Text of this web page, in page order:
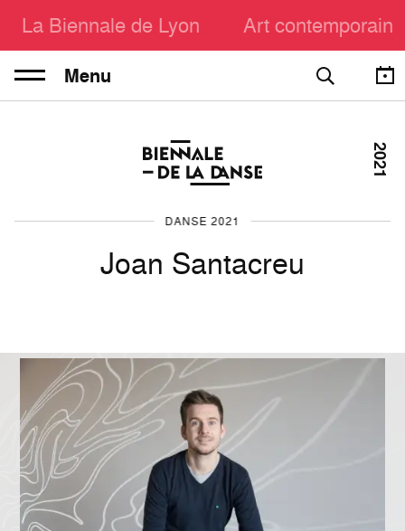
La Biennale de Lyon Art contemporain
Menu
DANSE 2021
Joan Santacreu
2021